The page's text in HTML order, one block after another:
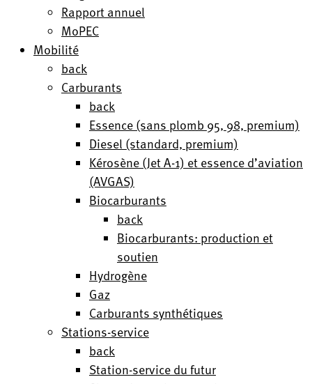
Rapport annuel
MoPEC
Mobilité
back
Carburants
back
Essence (sans plomb 95, 98, premium)
Diesel (standard, premium)
Kérosène (Jet A-1) et essence d’aviation
(AVGAS)
Biocarburants
back
Biocarburants: production et
soutien
Hydrogène
Gaz
Carburants synthétiques
Stations-service
back
Station-service du futur